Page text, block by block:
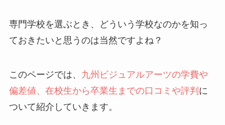
専門学校を選ぶとき、どういう学校なのかを知っ
ておきたいと思うのは当然ですよね？
このページでは、 九州ビジュアルアーツの学費や
偏差値、在校生から卒業生までの口コミや評判 に
ついて紹介していきます。